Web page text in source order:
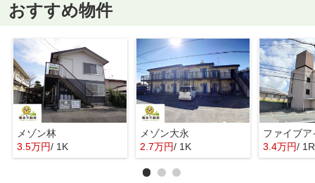
おすすめ物件
メゾン林
3.5万円/ 1K
メゾン大永
2.7万円/ 1K
ファイブア
3.4万円/ 1R